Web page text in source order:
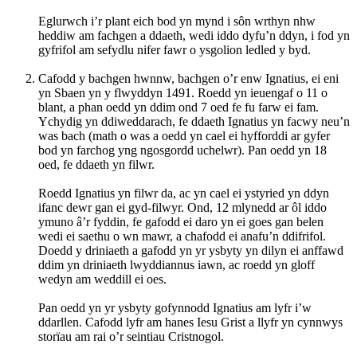
Eglurwch i’r plant eich bod yn mynd i sôn wrthyn nhw
heddiw am fachgen a ddaeth, wedi iddo dyfu’n ddyn, i fod yn
gyfrifol am sefydlu nifer fawr o ysgolion ledled y byd.
Cafodd y bachgen hwnnw, bachgen o’r enw Ignatius, ei eni
yn Sbaen yn y flwyddyn 1491. Roedd yn ieuengaf o 11 o
blant, a phan oedd yn ddim ond 7 oed fe fu farw ei fam.
Ychydig yn ddiweddarach, fe ddaeth Ignatius yn facwy neu’n
was bach (math o was a oedd yn cael ei hyfforddi ar gyfer
bod yn farchog yng ngosgordd uchelwr). Pan oedd yn 18
oed, fe ddaeth yn filwr.
Roedd Ignatius yn filwr da, ac yn cael ei ystyried yn ddyn
ifanc dewr gan ei gyd-filwyr. Ond, 12 mlynedd ar ôl iddo
ymuno â’r fyddin, fe gafodd ei daro yn ei goes gan belen
wedi ei saethu o wn mawr, a chafodd ei anafu’n ddifrifol.
Doedd y driniaeth a gafodd yn yr ysbyty yn dilyn ei anffawd
ddim yn driniaeth lwyddiannus iawn, ac roedd yn gloff
wedyn am weddill ei oes.
Pan oedd yn yr ysbyty gofynnodd Ignatius am lyfr i’w
ddarllen. Cafodd lyfr am hanes Iesu Grist a llyfr yn cynnwys
storïau am rai o’r seintiau Cristnogol.